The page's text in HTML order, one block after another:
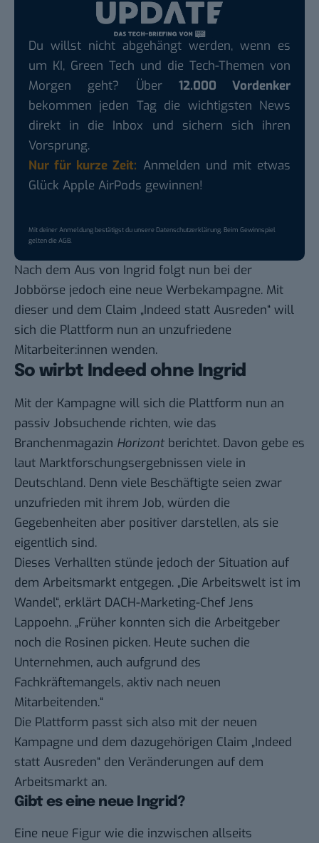
Du willst nicht abgehängt werden, wenn es
um KI, Green Tech und die Tech-Themen von
Morgen geht? Über 12.000 Vordenker
bekommen jeden Tag die wichtigsten News
direkt in die Inbox und sichern sich ihren
Vorsprung.
Nur für kurze Zeit: Anmelden und mit etwas
Glück Apple AirPods gewinnen!
Mit deiner Anmeldung bestätigst du unsereDatenschutzerklärung. Beim Gewinnspiel
gelten dieAGB.
Nach dem Aus von Ingrid folgt nun bei der
Jobbörse jedoch eine neue Werbekampagne. Mit
dieser und dem Claim „Indeed statt Ausreden“ will
sich die Plattform nun an unzufriedene
Mitarbeiter:innen wenden.
So wirbt Indeed ohne Ingrid
Mit der Kampagne will sich die Plattform nun an
passiv Jobsuchende richten, wie das
Branchenmagazin Horizont berichtet. Davon gebe es
laut Marktforschungsergebnissen viele in
Deutschland. Denn viele Beschäftigte seien zwar
unzufrieden mit ihrem Job, würden die
Gegebenheiten aber positiver darstellen, als sie
eigentlich sind.
Dieses Verhallten stünde jedoch der Situation auf
dem Arbeitsmarkt entgegen. „Die Arbeitswelt ist im
Wandel“, erklärt DACH-Marketing-Chef Jens
Lappoehn. „Früher konnten sich die Arbeitgeber
noch die Rosinen picken. Heute suchen die
Unternehmen, auch aufgrund des
Fachkräftemangels, aktiv nach neuen
Mitarbeitenden.“
Die Plattform passt sich also mit der neuen
Kampagne und dem dazugehörigen Claim „Indeed
statt Ausreden“ den Veränderungen auf dem
Arbeitsmarkt an.
Gibt es eine neue Ingrid?
Eine neue Figur wie die inzwischen allseits